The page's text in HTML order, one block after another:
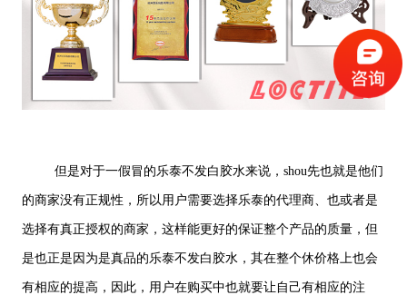
但是对于一假冒的乐泰不发白胶水来说，shou先也就是他们
的商家没有正规性，所以用户需要选择乐泰的代理商、也或者是
选择有真正授权的商家，这样能更好的保证整个产品的质量，但
是也正是因为是真品的乐泰不发白胶水，其在整个休价格上也会
有相应的提高，因此，用户在购买中也就要让自己有相应的注